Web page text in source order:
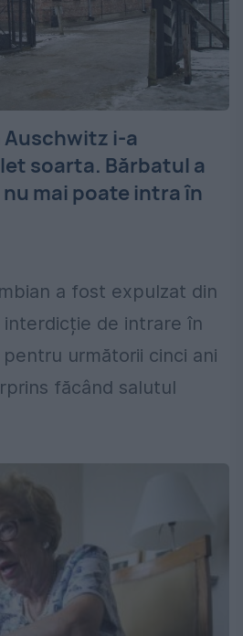
i-a
soarta. Bărbatul a
mai poate intra în
a fost expulzat din
interdicție de intrare în
următorii cinci ani
făcând salutul